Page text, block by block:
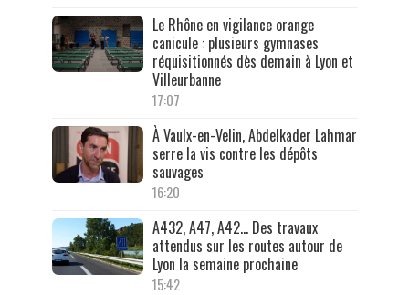
Le Rhône en vigilance orange
canicule : plusieurs gymnases
réquisitionnés dès demain à Lyon et
Villeurbanne
17:07
À Vaulx-en-Velin, Abdelkader Lahmar
serre la vis contre les dépôts
sauvages
16:20
A432, A47, A42… Des travaux
attendus sur les routes autour de
Lyon la semaine prochaine
15:42